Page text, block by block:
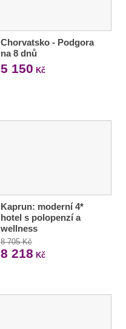
Chorvatsko - Podgora
na 8 dnů
5 150 Kč
Kaprun: moderní 4*
hotel s polopenzí a
wellness
8 705 Kč
8 218 Kč